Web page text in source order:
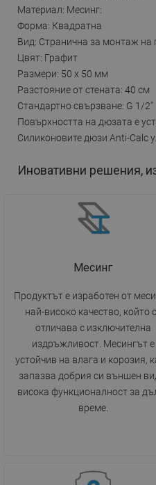
Материал: Месинг:
Форма: Квадратна
Вид: Странична за монтаж на
Цвят: Графит
Размери: 50 x 50 мм
Разстояние от стената: 40 см
Стандартно свързване: G 1/2"
Повърхността на дюзата е
Силиконовите дюзи Anti-Calc
Иновативни решения,
Месинг
Продуктът е изработен от
най-високо качество, който
отличава с изключителна
издръжливост. Месингът е
устойчив на влага и корозия,
запазва добрия си външен
висока функционалност за
време.